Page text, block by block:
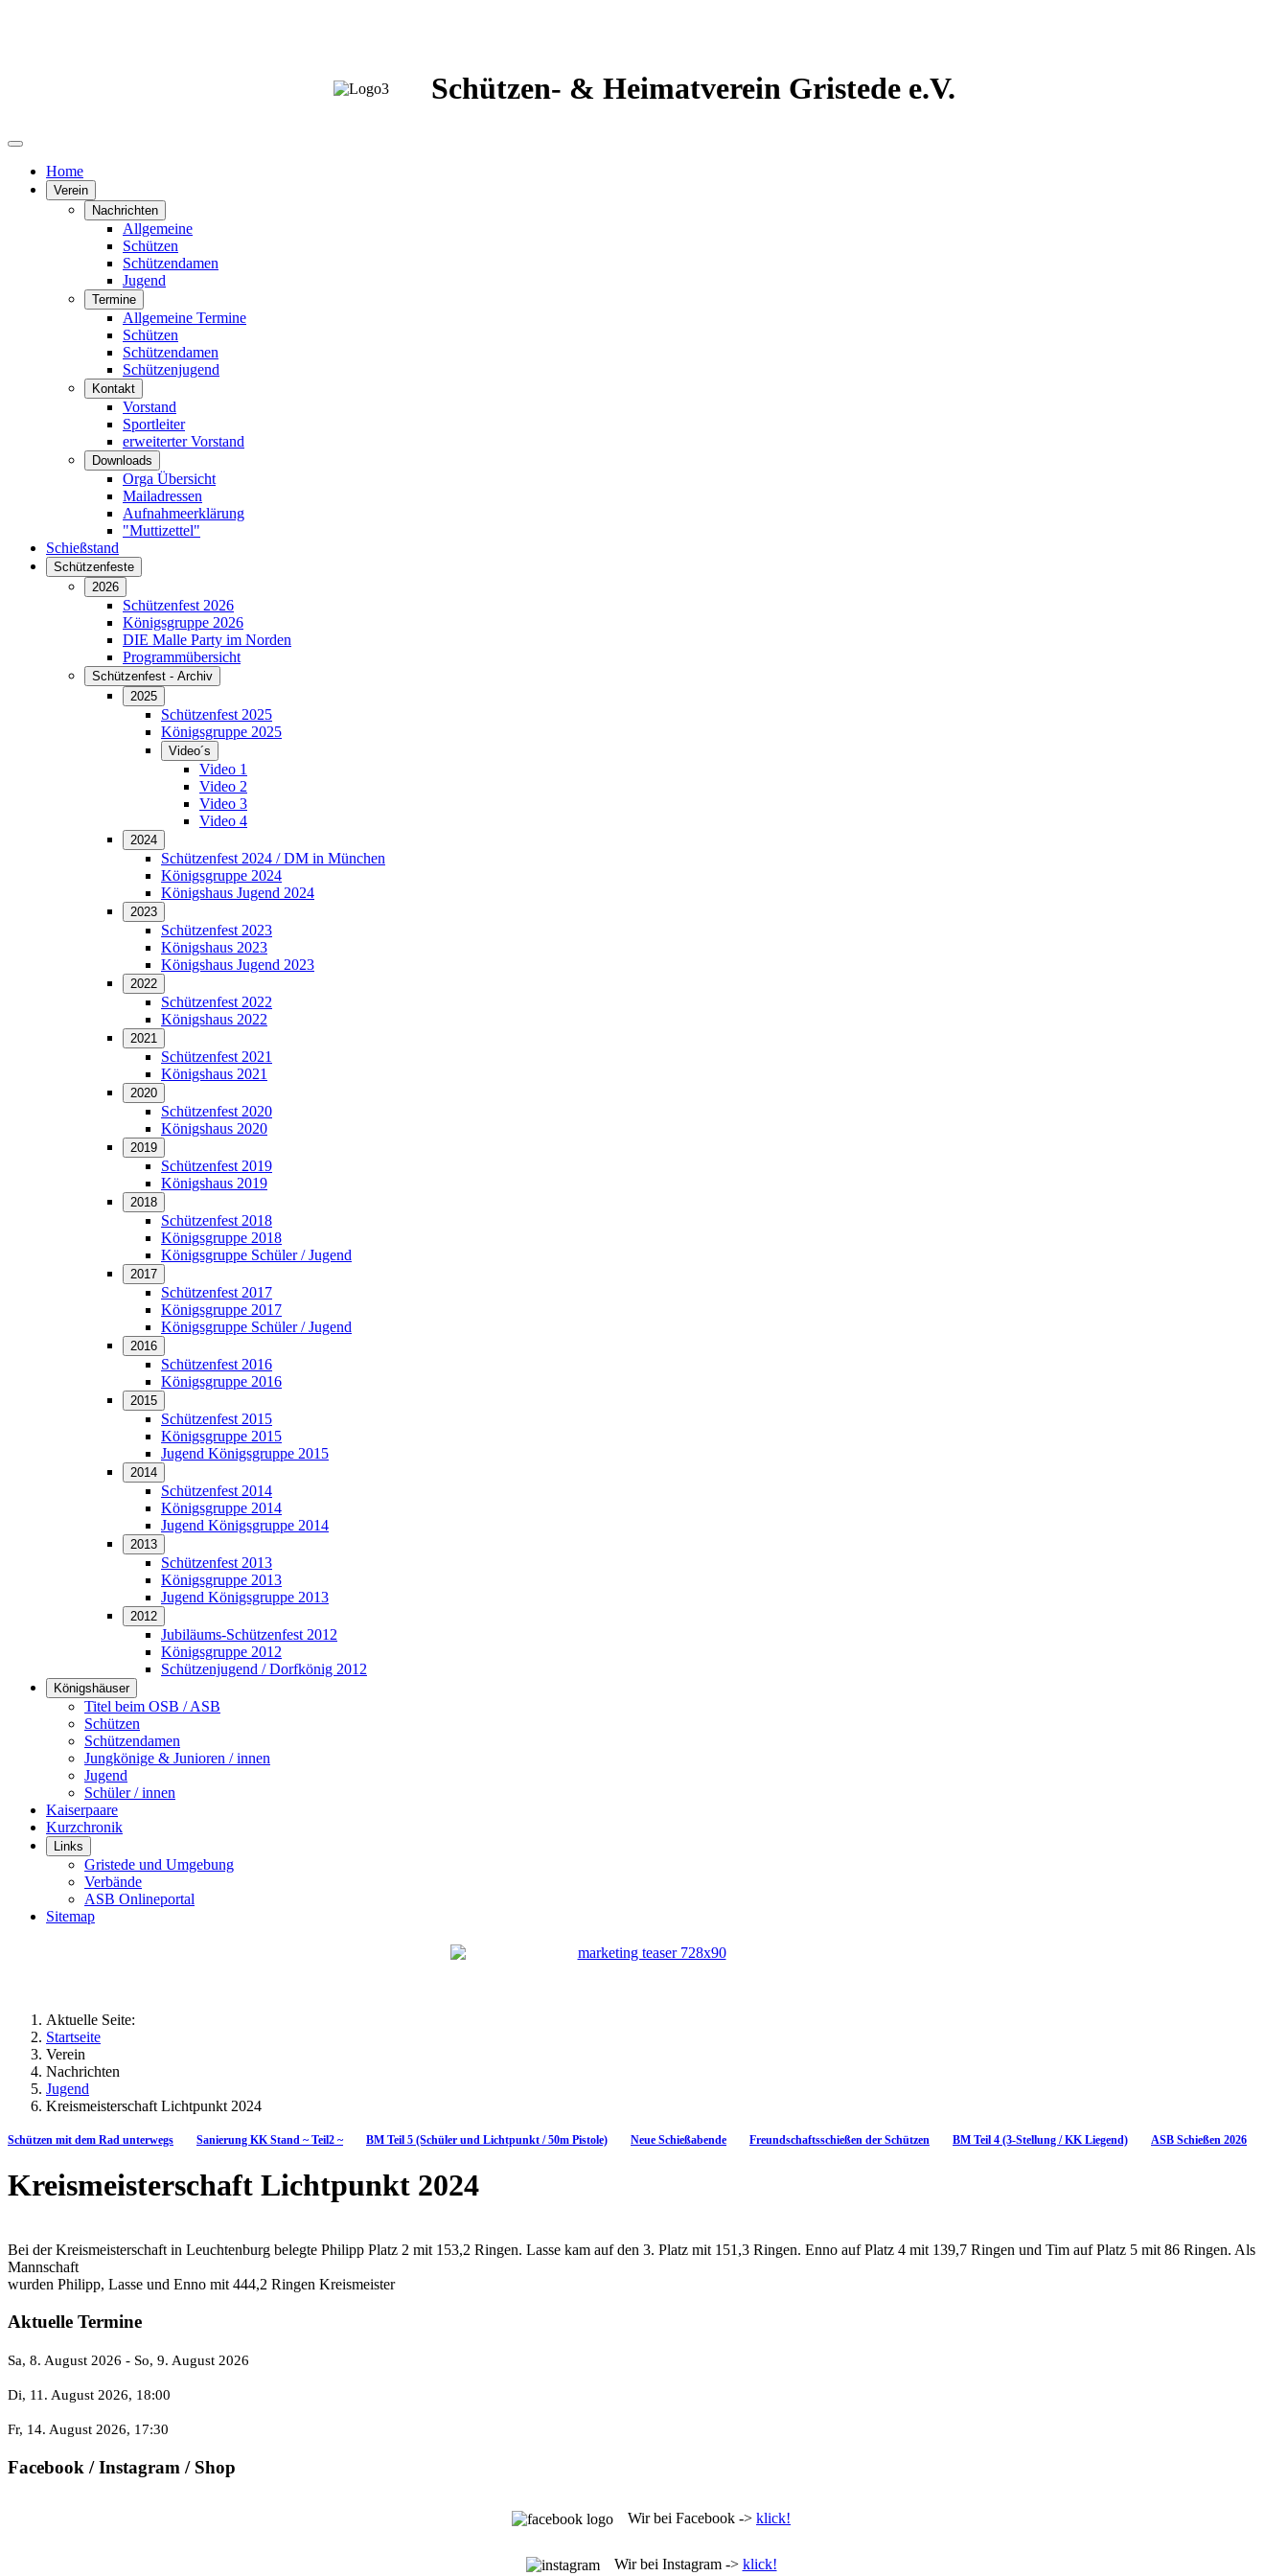
Schützen- & Heimatverein Gristede e.V.
Home
Verein
Nachrichten
Allgemeine
Schützen
Schützendamen
Jugend
Termine
Allgemeine Termine
Schützen
Schützendamen
Schützenjugend
Kontakt
Vorstand
Sportleiter
erweiterter Vorstand
Downloads
Orga Übersicht
Mailadressen
Aufnahmeerklärung
"Muttizettel"
Schießstand
Schützenfeste
2026
Schützenfest 2026
Königsgruppe 2026
DIE Malle Party im Norden
Programmübersicht
Schützenfest - Archiv
2025
Schützenfest 2025
Königsgruppe 2025
Video´s
Video 1
Video 2
Video 3
Video 4
2024
Schützenfest 2024 / DM in München
Königsgruppe 2024
Königshaus Jugend 2024
2023
Schützenfest 2023
Königshaus 2023
Königshaus Jugend 2023
2022
Schützenfest 2022
Königshaus 2022
2021
Schützenfest 2021
Königshaus 2021
2020
Schützenfest 2020
Königshaus 2020
2019
Schützenfest 2019
Königshaus 2019
2018
Schützenfest 2018
Königsgruppe 2018
Königsgruppe Schüler / Jugend
2017
Schützenfest 2017
Königsgruppe 2017
Königsgruppe Schüler / Jugend
2016
Schützenfest 2016
Königsgruppe 2016
2015
Schützenfest 2015
Königsgruppe 2015
Jugend Königsgruppe 2015
2014
Schützenfest 2014
Königsgruppe 2014
Jugend Königsgruppe 2014
2013
Schützenfest 2013
Königsgruppe 2013
Jugend Königsgruppe 2013
2012
Jubiläums-Schützenfest 2012
Königsgruppe 2012
Schützenjugend / Dorfkönig 2012
Königshäuser
Titel beim OSB / ASB
Schützen
Schützendamen
Jungkönige & Junioren / innen
Jugend
Schüler / innen
Kaiserpaare
Kurzchronik
Links
Gristede und Umgebung
Verbände
ASB Onlineportal
Sitemap
Aktuelle Seite:
Startseite
Verein
Nachrichten
Jugend
Kreismeisterschaft Lichtpunkt 2024
Schützen mit dem Rad unterwegs Sanierung KK Stand ~ Teil2 ~ BM Teil 5 (Schüler und Lichtpunkt / 50m Pistole) Neue Schießabende Freundschaftsschießen der Schützen BM Teil 4 (3-Stellung / KK Liegend) ASB Schießen 2026
Kreismeisterschaft Lichtpunkt 2024
Bei der Kreismeisterschaft in Leuchtenburg belegte Philipp Platz 2 mit 153,2 Ringen. Lasse kam auf den 3. Platz mit 151,3 Ringen. Enno auf Platz 4 mit 139,7 Ringen und Tim auf Platz 5 mit 86 Ringen. Als
Mannschaft
wurden Philipp, Lasse und Enno mit 444,2 Ringen Kreismeister
Aktuelle Termine
Sa, 8. August 2026 - So, 9. August 2026
Di, 11. August 2026, 18:00
Fr, 14. August 2026, 17:30
Facebook / Instagram / Shop
Wir bei Facebook -> klick!
Wir bei Instagram -> klick!